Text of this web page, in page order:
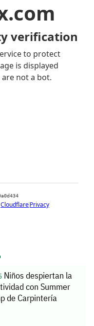
Niños despiertan la
con Summer
de Carpintería